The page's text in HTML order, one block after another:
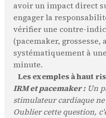
avoir un impact direct
engager la
vérifier une contre-
(pacemaker,
systématiquement à
minute.
Les exemples à haut
IRM et pacemaker :Un
stimulateur cardiaque
Oublier cette question,